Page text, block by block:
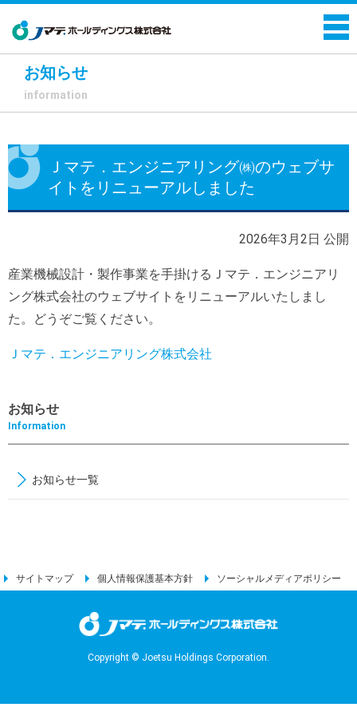
お知らせ
information
Ｊマテ．エンジニアリング㈱のウェブサ
イトをリニューアルしました
2026年3月2日 公開
産業機械設計・製作事業を手掛けるＪマテ．エンジニアリ
ング株式会社のウェブサイトをリニューアルいたしまし
た。どうぞご覧ください。
Ｊマテ．エンジニアリング株式会社
お知らせ
Information
お知らせ一覧
サイトマップ 個人情報保護基本方針 ソーシャルメディアポリシー
Copyright © Joetsu Holdings Corporation.